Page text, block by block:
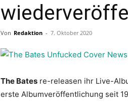
Von Redaktion - 7. Oktober 2020
The Bates re-releasen ihr Live-
erste Albumveröffentlichung seit